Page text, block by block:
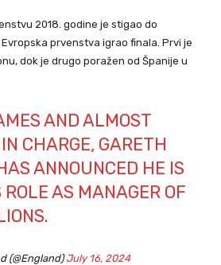
2018. godine je stigao do
prvenstva igrao finala. Prvi je
dok je drugo poražen od Španije u
AND ALMOST
CHARGE, GARETH
ANNOUNCED HE IS
AS MANAGER OF
.
(@England)July 16, 2024